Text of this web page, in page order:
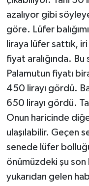
azalıyor gibi
göre. Lüfer
liraya lüfer sattık,
fiyat aralığında. Bu
Palamutun fiyatı
450 lirayı gördü.
650 lirayı gördü.
Onun haricinde
ulaşılabilir. Geçen
senede lüfer
önümüzdeki şu
yukarıdan gelen